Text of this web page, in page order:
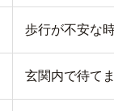
歩行が不安な
玄関内で待て